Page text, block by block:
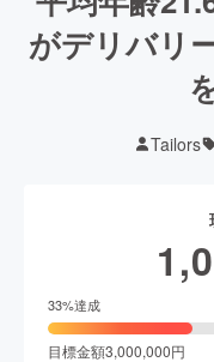
がデリバリ
Tailors
33%達成
目標金額3,000,000円